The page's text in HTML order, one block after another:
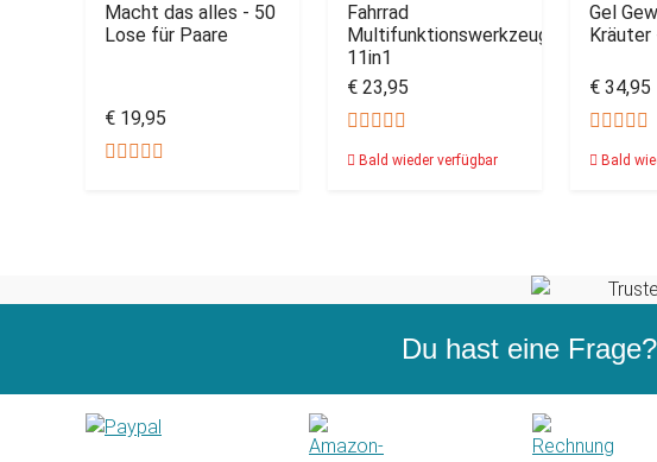
Macht das alles - 50
Lose für Paare
€ 19,95
Fahrrad
Multifunktionswerkzeug
11in1
€ 23,95
Bald wieder verfügbar
Gel
€ 34,95
Bald
Du hast eine